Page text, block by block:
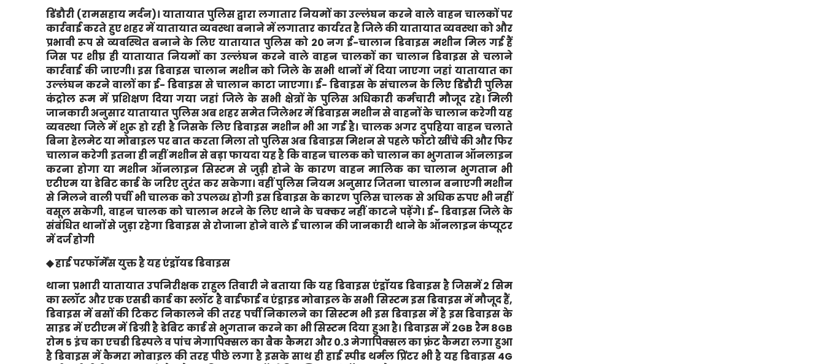
डिंडौरी (रामसहायमर्दन)। यातायात पुलिस द्वारा लगातार नियमों का उल्लंघन करने वाले वाहन चालकों पर
कार्रवाई करते हुए शहर में यातायात व्यवस्था बनाने में लगातार कार्यरत है जिले की यातायात व्यवस्था को और
प्रभावी रूप से व्यवस्थित बनाने के लिए यातायात पुलिस को 20 नग ई-चालान डिवाइस मशीन मिल गई हैं
जिस पर शीघ्र ही यातायात नियमों का उल्लंघन करने वाले वाहन चालकों का चालान डिवाइस से चलाने
कार्रवाई की जाएगी। इस डिवाइस चालान मशीन को जिले के सभी थानों में दिया जाएगा जहां यातायात का
उल्लंघन करने वालों का ई- डिवाइस से चालान काटा जाएगा। ई- डिवाइस के संचालन के लिए डिंडौरी पुलिस
कंट्रोल रूम में प्रशिक्षण दिया गया जहां जिले के सभी क्षेत्रों के पुलिस अधिकारी कर्मचारी मौजूद रहे। मिली
जानकारी अनुसार यातायात पुलिस अब शहर समेत जिलेभर में डिवाइस मशीन से वाहनों के चालान करेगी यह
व्यवस्था जिले में शुरू हो रही है जिसके लिए डिवाइस मशीन भी आ गई है। चालक अगर दुपहिया वाहन चलाते
बिना हेलमेट या मोबाइल पर बात करता मिला तो पुलिस अब डिवाइस मिशन से पहले फोटो खींचे की और फिर
चालान करेगी इतना ही नहीं मशीन से बड़ा फायदा यह है कि वाहन चालक को चालान का भुगतान ऑनलाइन
करना होगा या मशीन ऑनलाइन सिस्टम से जुड़ी होने के कारण वाहन मालिक का चालान भुगतान भी
एटीएम या डेबिट कार्ड के जरिए तुरंत कर सकेगा। वहीं पुलिस नियम अनुसार जितना चालान बनाएगी मशीन
से मिलने वाली पर्ची भी चालक को उपलब्ध होगी इस डिवाइस के कारण पुलिस चालक से अधिक रुपए भी नहीं
वसूल सकेगी, वाहन चालक को चालान भरने के लिए थाने के चक्कर नहीं काटने पड़ेंगे। ई- डिवाइस जिले के
संबंधित थानों से जुड़ा रहेगा डिवाइस से रोजाना होने वाले ई चालान की जानकारी थाने के ऑनलाइन कंप्यूटर
में दर्ज होगी
◆ हाई परफॉर्मेंस युक्त है यह एंड्रॉयड डिवाइस
थाना प्रभारी यातायात उपनिरीक्षक राहुल तिवारी ने बताया कि यह डिवाइस एंड्रॉयड डिवाइस है जिसमें 2 सिम
का स्लॉट और एक एसडी कार्ड का स्लॉट है वाईफाई व एंड्राइड मोबाइल के सभी सिस्टम इस डिवाइस में मौजूद हैं,
डिवाइस में बसों की टिकट निकालने की तरह पर्ची निकालने का सिस्टम भी इस डिवाइस में है इस डिवाइस के
साइड में एटीएम में डिग्री है डेबिट कार्ड से भुगतान करने का भी सिस्टम दिया हुआ है। डिवाइस में 2GB रैम 8GB
रोम 5 इंच का एचडी डिस्पले व पांच मेगापिक्सल का बैक कैमरा और 0.3 मेगापिक्सल का फ्रंट कैमरा लगा हुआ
है डिवाइस में कैमरा मोबाइल की तरह पीछे लगा है इसके साथ ही हाई स्पीड थर्मल प्रिंटर भी है यह डिवाइस 4G